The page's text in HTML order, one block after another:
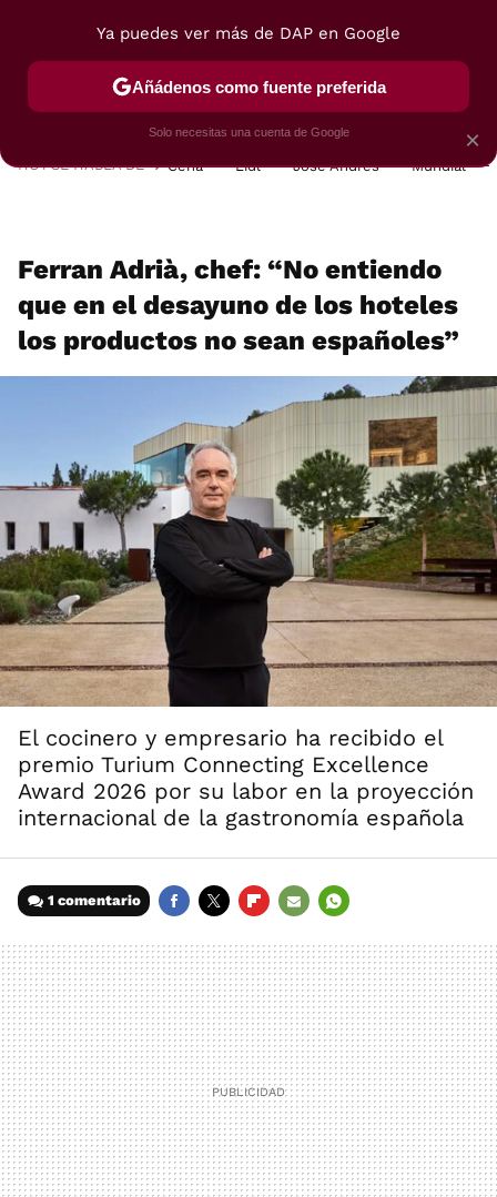
POSTRES VIAJES SELECCIÓN VEGUI
HOY SE HABLA DE Cena Lidl José Andrés Mundial
Ferran Adrià, chef: “No entiendo
que en el desayuno de los hoteles
los productos no sean españoles”
El cocinero y empresario ha recibido el
premio Turium Connecting Excellence
Award 2026 por su labor en la proyección
internacional de la gastronomía española
1 comentario
MAIL
×
Ya puedes ver más de DAP en Google
Añádenos como fuente preferida
Solo necesitas una cuenta de Google